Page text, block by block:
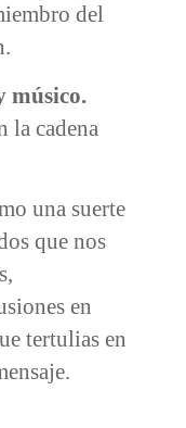
del
músico.
la cadena
una suerte
que nos
en
tertulias en